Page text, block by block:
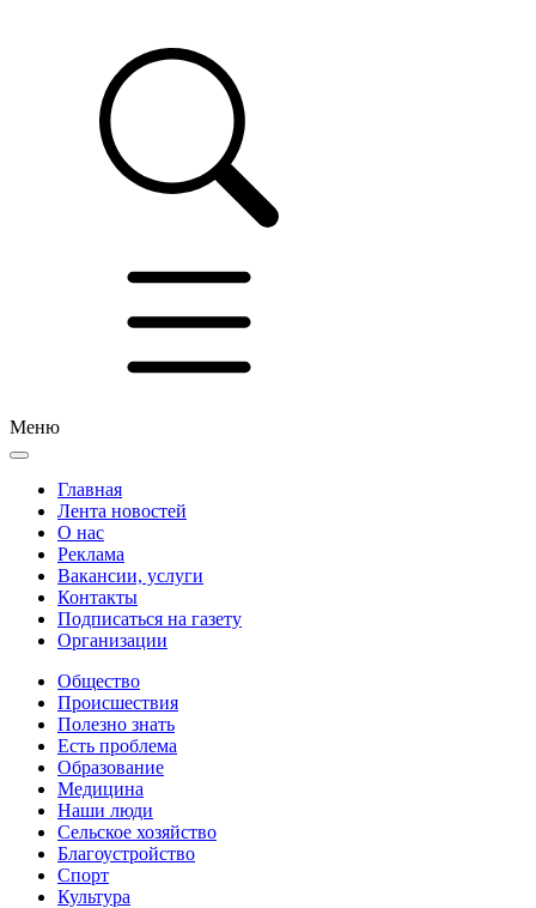
Меню
Главная
Лента новостей
О нас
Реклама
Вакансии, услуги
Контакты
Подписаться на газету
Организации
Общество
Происшествия
Полезно знать
Есть проблема
Образование
Медицина
Наши люди
Сельское хозяйство
Благоустройство
Спорт
Культура